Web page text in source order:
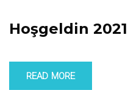
Hoşgeldin 2021
READ MORE